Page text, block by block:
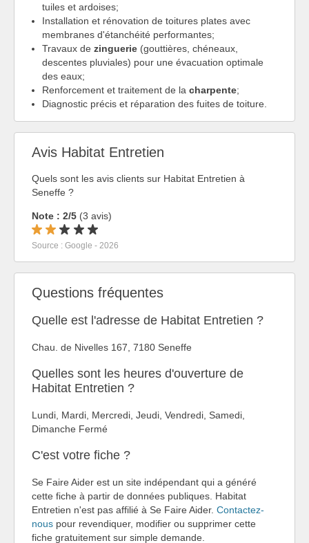
tuiles et ardoises;
Installation et rénovation de toitures plates avec
membranes d'étanchéité performantes;
Travaux de zinguerie (gouttières, chéneaux,
descentes pluviales) pour une évacuation optimale
des eaux;
Renforcement et traitement de la charpente;
Diagnostic précis et réparation des fuites de toiture.
Avis Habitat Entretien
Quels sont les avis clients sur Habitat Entretien à
Seneffe ?
Note : 2/5 (3 avis)
Source : Google - 2026
Questions fréquentes
Quelle est l'adresse de Habitat Entretien ?
Chau. de Nivelles 167, 7180 Seneffe
Quelles sont les heures d'ouverture de
Habitat Entretien ?
Lundi, Mardi, Mercredi, Jeudi, Vendredi, Samedi,
Dimanche Fermé
C'est votre fiche ?
Se Faire Aider est un site indépendant qui a généré
cette fiche à partir de données publiques. Habitat
Entretien n'est pas affilié à Se Faire Aider. Contactez-
nous pour revendiquer, modifier ou supprimer cette
fiche gratuitement sur simple demande.